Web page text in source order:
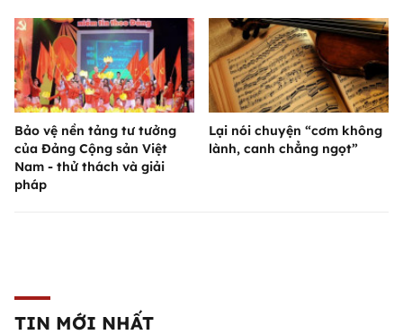
Bảo vệ nền tảng tư tưởng
của Đảng Cộng sản Việt
Nam - thử thách và giải
pháp
Lại nói chuyện “cơm không
lành, canh chẳng ngọt”
TIN MỚI NHẤT